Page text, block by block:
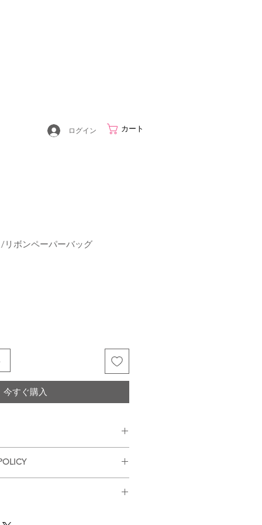
ログイン カート
リボンペーパーバッグ
今すぐ購入
期しておりますが、個体差などが
さいませ。
があった場合に限り返品もしくは